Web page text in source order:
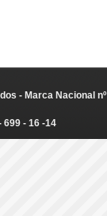
- Marca Nacional
699 - 16 -14